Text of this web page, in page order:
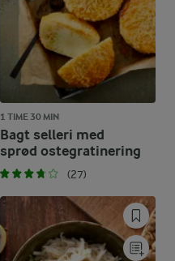
1 TIME 30 MIN
Bagt selleri med
sprød ostegratinering
(27)